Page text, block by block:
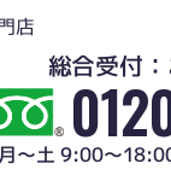
店
総合受付
月～土 9:00～